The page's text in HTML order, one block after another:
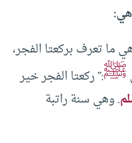
هي:
ما تعرف بركعتا الفجر،
ﷺ:” ركعتا الفجر خير
. وهي سنة راتبة